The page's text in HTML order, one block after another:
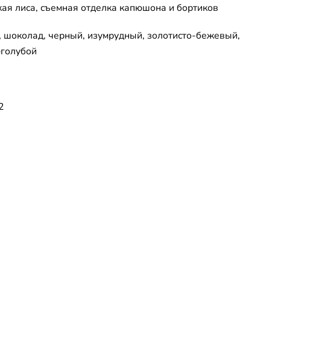
лиса, съемная отделка капюшона и бортиков
шоколад, черный, изумрудный, золотисто-бежевый,